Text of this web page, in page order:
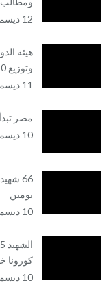
12 ديسمبر, 2020
هيئة
وتوزيع 50 مليون…
11 ديسمبر, 2020
مصر
10 ديسمبر, 2020
يومين
10 ديسمبر, 2020
كورونا
10 ديسمبر, 2020